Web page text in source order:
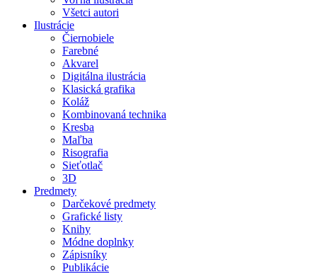
Všetci autori
Ilustrácie
Čiernobiele
Farebné
Akvarel
Digitálna ilustrácia
Klasická grafika
Koláž
Kombinovaná technika
Kresba
Maľba
Risografia
Sieťotlač
3D
Predmety
Darčekové predmety
Grafické listy
Knihy
Módne doplnky
Zápisníky
Publikácie